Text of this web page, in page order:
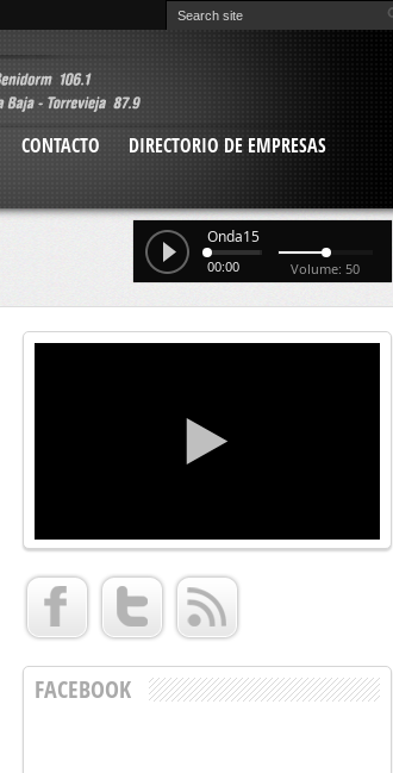
CONTACTO
DIRECTORIO DE EMPRESAS
Onda15
00:00 Volume: 50
FACEBOOK